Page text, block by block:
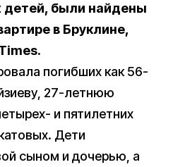
детей, были найдены
в Бруклине,
погибших как 56-
27-летнюю
и пятилетних
Дети
сыном и дочерью, а